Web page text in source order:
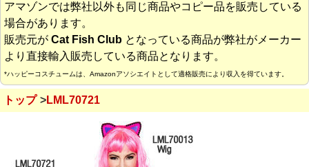
アマゾンでは弊社以外も同じ商品やコピー品を販売している
場合があります。
販売元が Cat Fish Club となっている商品が弊社がメーカー
より直接輸入販売している商品となります。
*ハッピーコスチュームは、Amazonアソシエイトとして適格販売により収入を得ています。
トップ LML70721